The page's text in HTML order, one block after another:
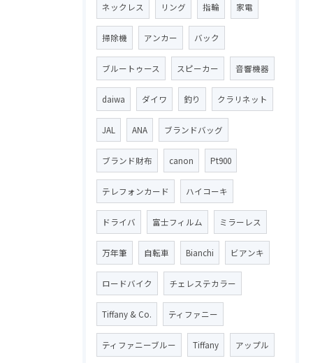
ネックレス リング 指輪 家電
掃除機 アンカー バック
ブルートゥース スピーカー 音響機器
daiwa ダイワ 釣り クラリネット
JAL ANA ブランドバッグ
ブランド財布 canon Pt900
テレフォンカード ハイコーキ
ドライバ 富士フィルム ミラーレス
万年筆 自転車 Bianchi ビアンキ
ロードバイク チェレステカラー
Tiffany & Co. ティファニー
ティファニーブルー Tiffany アップル